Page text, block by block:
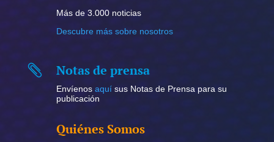
Más de 3.000 noticias
Descubre más sobre nosotros
 Notas de prensa
Envíenos aquísus Notas de Prensa para su
publicación
Quiénes Somos